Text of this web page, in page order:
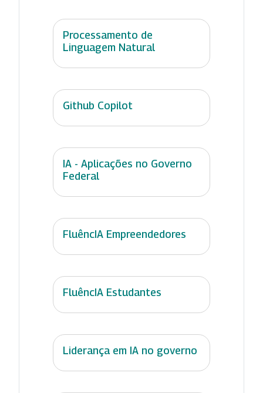
Processamento de
Linguagem Natural
Github Copilot
IA - Aplicações no Governo
Federal
FluêncIA Empreendedores
FluêncIA Estudantes
Liderança em IA no governo